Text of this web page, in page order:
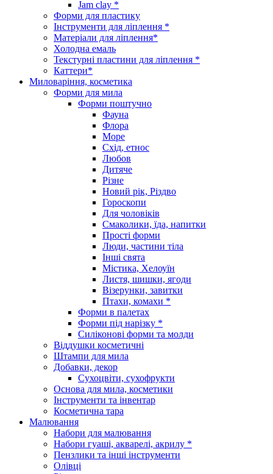
Jam clay *
Форми для пластику
Інструменти для ліплення *
Матеріали для ліплення*
Холодна емаль
Текстурні пластини для ліплення *
Каттери*
Миловаріння, косметика
Форми для мила
Форми поштучно
Фауна
Флора
Море
Схід, етнос
Любов
Дитяче
Різне
Новий рік, Різдво
Гороскопи
Для чоловіків
Смаколики, їда, напитки
Прості форми
Люди, частини тіла
Інші свята
Містика, Хелоуїн
Листя, шишки, ягоди
Візерунки, завитки
Птахи, комахи *
Форми в палетах
Форми під нарізку *
Силіконові форми та молди
Віддушки косметичні
Штампи для мила
Добавки, декор
Сухоцвіти, сухофрукти
Основа для мила, косметики
Інструменти та інвентар
Косметична тара
Малювання
Набори для малювання
Набори гуаші, акварелі, акрилу *
Пензлики та інші інструменти
Олівці